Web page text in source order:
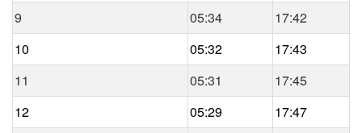
9
05:34
17:42
10
05:32
17:43
11
05:31
17:45
12
05:29
17:47